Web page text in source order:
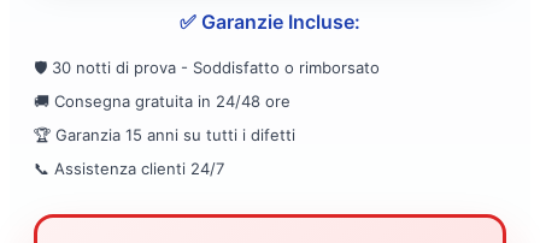
✅ Garanzie Incluse:
🛡️ 30 notti di prova - Soddisfatto o rimborsato
🚚 Consegna gratuita in 24/48 ore
🏆 Garanzia 15 anni su tutti i difetti
📞 Assistenza clienti 24/7